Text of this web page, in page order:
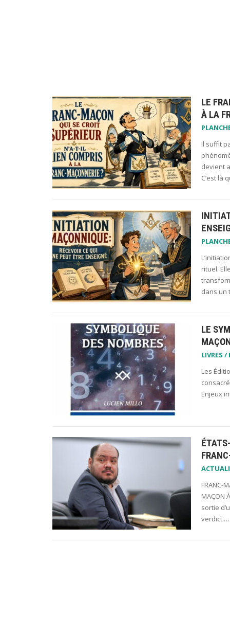
LE
À LA
Il suffit
devient
C’est là
rituel.
dans un
LE
LIVRES /
Les
Enjeux
FRANC-
MAÇON
sortie
verdict.…